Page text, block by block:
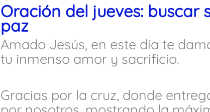
Oración del jueves: buscar
paz
Amado Jesús, en este día te
tu inmenso amor y sacrificio.
Gracias por la cruz, donde